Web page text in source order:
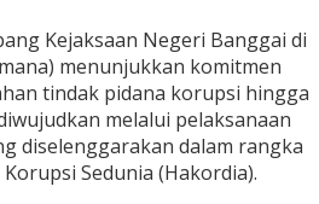
Kejaksaan Negeri Banggai di
menunjukkan komitmen
tindak pidana korupsi hingga
melalui pelaksanaan
diselenggarakan dalam rangka
Sedunia (Hakordia).